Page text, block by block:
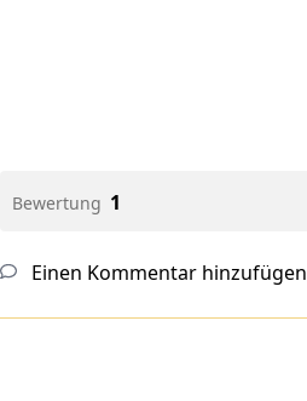
Bewertung 1
Einen Kommentar hinzufügen